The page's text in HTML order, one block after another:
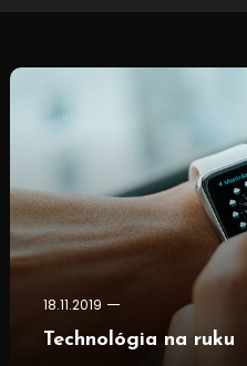
18.11.2019
Technológia na ruku